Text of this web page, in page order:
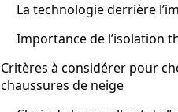
La technologie derrière
Importance de l’isolation
Critères à considérer pour
chaussures de neige